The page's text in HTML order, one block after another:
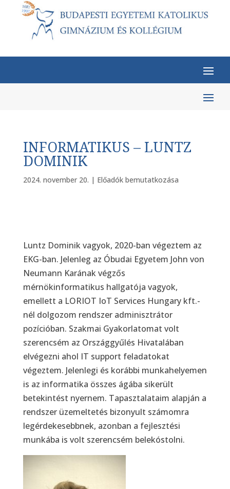
INFORMATIKUS – LUNTZ
DOMINIK
2024. november 20. | Előadók bemutatkozása
Luntz Dominik vagyok, 2020-ban végeztem az
EKG-ban. Jelenleg az Óbudai Egyetem John von
Neumann Karának végzős
mérnökinformatikus hallgatója vagyok,
emellett a LORIOT IoT Services Hungary kft.-
nél dolgozom rendszer adminisztrátor
pozícióban. Szakmai Gyakorlatomat volt
szerencsém az Országgyűlés Hivatalában
elvégezni ahol IT support feladatokat
végeztem. Jelenlegi és korábbi munkahelyemen
is az informatika összes ágába sikerült
betekintést nyernem. Tapasztalataim alapján a
rendszer üzemeltetés bizonyult számomra
legérdekesebbnek, azonban a fejlesztési
munkába is volt szerencsém belekóstolni.